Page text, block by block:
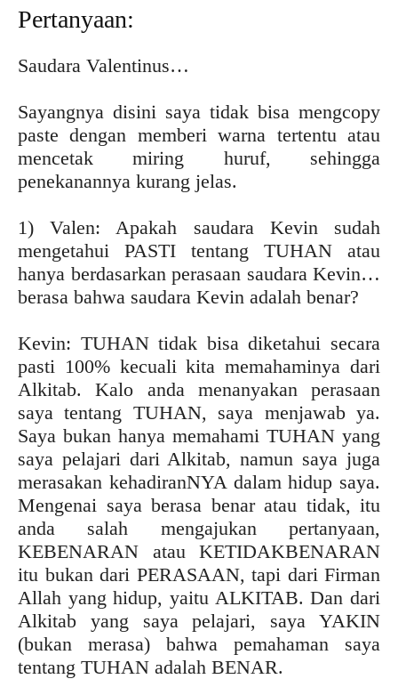
Pertanyaan:
Saudara Valentinus…
Sayangnya disini saya tidak bisa mengcopy
paste dengan memberi warna tertentu atau
mencetak miring huruf, sehingga
penekanannya kurang jelas.
1) Valen: Apakah saudara Kevin sudah
mengetahui PASTI tentang TUHAN atau
hanya berdasarkan perasaan saudara Kevin…
berasa bahwa saudara Kevin adalah benar?
Kevin: TUHAN tidak bisa diketahui secara
pasti 100% kecuali kita memahaminya dari
Alkitab. Kalo anda menanyakan perasaan
saya tentang TUHAN, saya menjawab ya.
Saya bukan hanya memahami TUHAN yang
saya pelajari dari Alkitab, namun saya juga
merasakan kehadiranNYA dalam hidup saya.
Mengenai saya berasa benar atau tidak, itu
anda salah mengajukan pertanyaan,
KEBENARAN atau KETIDAKBENARAN
itu bukan dari PERASAAN, tapi dari Firman
Allah yang hidup, yaitu ALKITAB. Dan dari
Alkitab yang saya pelajari, saya YAKIN
(bukan merasa) bahwa pemahaman saya
tentang TUHAN adalah BENAR.